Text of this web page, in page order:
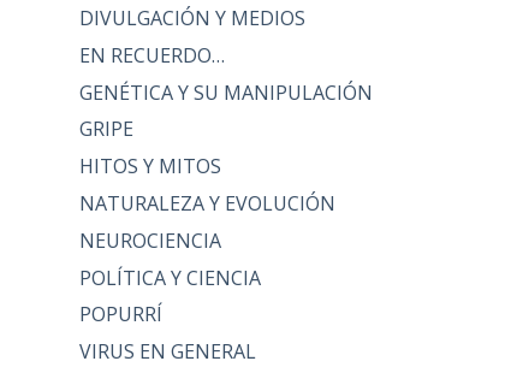
DIVULGACIÓN Y MEDIOS
EN RECUERDO…
GENÉTICA Y SU MANIPULACIÓN
GRIPE
HITOS Y MITOS
NATURALEZA Y EVOLUCIÓN
NEUROCIENCIA
POLÍTICA Y CIENCIA
POPURRÍ
VIRUS EN GENERAL